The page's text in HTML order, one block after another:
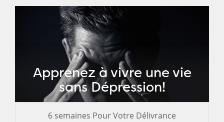
Apprenez à vivre une vie
sans Dépression!
6 semaines Pour Votre Délivrance